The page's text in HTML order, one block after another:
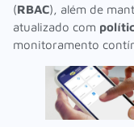
(RBAC), além de
atualizado com
monitoramento